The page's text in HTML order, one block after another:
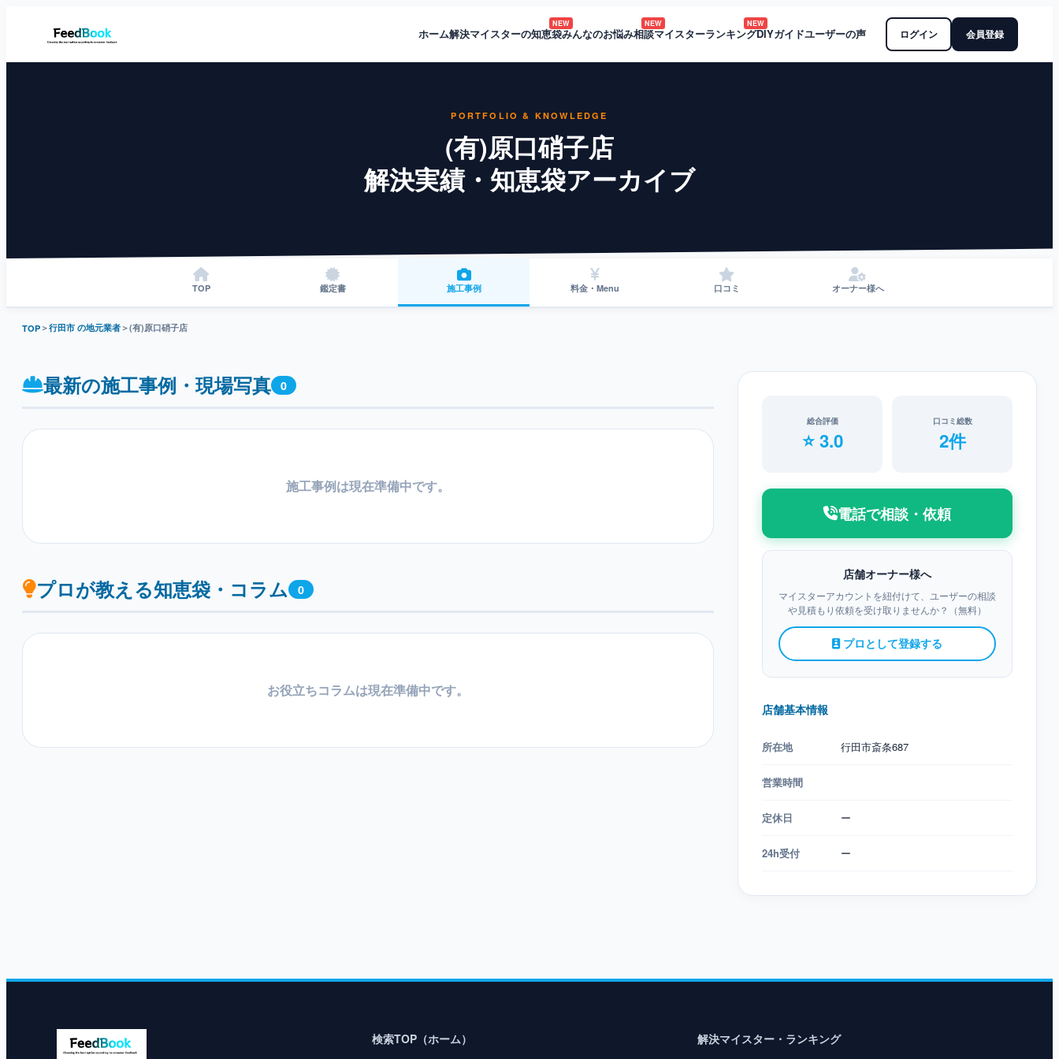
ホーム解決マイスターの知恵袋
NEW
みんなのお悩み相談
NEW
マイスターランキング
NEW
DIYガイドユーザーの声 ログイン 会員登録
PORTFOLIO & KNOWLEDGE
(有)原口硝子店
解決実績・知恵袋アーカイブ
TOP 鑑定書 施工事例 料金・Menu 口コミ オーナー様へ
TOP＞行田市 の地元業者＞(有)原口硝子店
最新の施工事例・現場写真 0
施工事例は現在準備中です。
プロが教える知恵袋・コラム 0
お役立ちコラムは現在準備中です。
総合評価
⭐ 3.0
口コミ総数
2件
電話で相談・依頼
店舗オーナー様へ
マイスターアカウントを紐付けて、ユーザーの相談
や見積もり依頼を受け取りませんか？（無料）
プロとして登録する
店舗基本情報
所在地 行田市斎条687
営業時間
定休日 ー
24h受付 ー
検索TOP（ホーム）
解決マイスター・ランキング